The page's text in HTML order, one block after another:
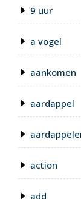
9 uur
a vogel
aankomen
aardappel
action
add